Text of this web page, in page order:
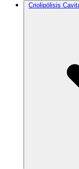
Criolipólisis